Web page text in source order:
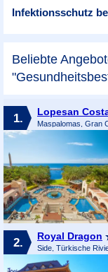
Infektionsschutz
Beliebte
1. Maspalomas, Gran
2. Royal Dragon
Side, Türkische